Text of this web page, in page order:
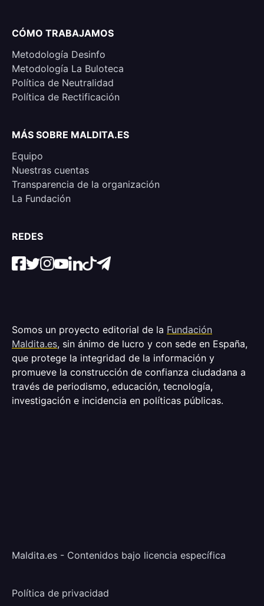
CÓMO TRABAJAMOS
Metodología Desinfo
Metodología La Buloteca
Política de Neutralidad
Política de Rectificación
MÁS SOBRE MALDITA.ES
Equipo
Nuestras cuentas
Transparencia de la organización
La Fundación
REDES
Somos un proyecto editorial de la Fundación
Maldita.es, sin ánimo de lucro y con sede en España,
que protege la integridad de la información y
promueve la construcción de confianza ciudadana a
través de periodismo, educación, tecnología,
investigación e incidencia en políticas públicas.
Maldita.es - Contenidos bajo licencia específica
Política de privacidad